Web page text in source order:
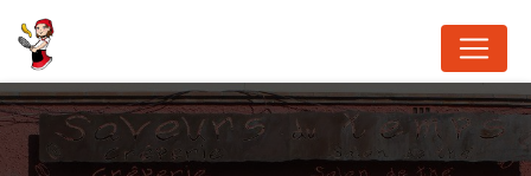
Panneau de gestion des cookies